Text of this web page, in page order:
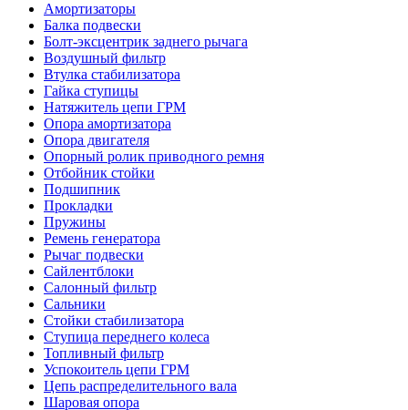
Амортизаторы
Балка подвески
Болт-эксцентрик заднего рычага
Воздушный фильтр
Втулка стабилизатора
Гайка ступицы
Натяжитель цепи ГРМ
Опора амортизатора
Опора двигателя
Опорный ролик приводного ремня
Отбойник стойки
Подшипник
Прокладки
Пружины
Ремень генератора
Рычаг подвески
Сайлентблоки
Салонный фильтр
Сальники
Стойки стабилизатора
Ступица переднего колеса
Топливный фильтр
Успокоитель цепи ГРМ
Цепь распределительного вала
Шаровая опора